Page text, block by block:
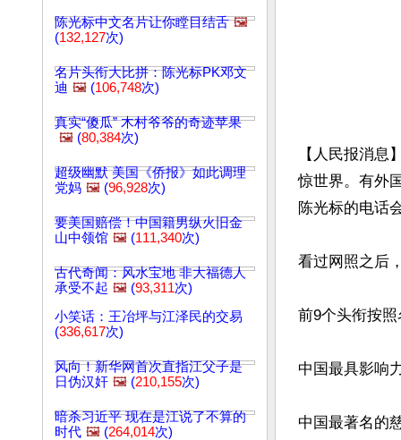
陈光标中文名片让你瞠目结舌 🖼️
(132,127次)
名片头衔大比拼：陈光标PK邓文
迪 🖼️ (106,748次)
真实“傻瓜” 木村爷爷的奇迹苹果
🖼️ (80,384次)
超级幽默 美国《侨报》如此调理
党妈 🖼️ (96,928次)
要美国赔偿！中国籍男纵火旧金
山中领馆 🖼️ (111,340次)
古代奇闻：风水宝地 非大福德人
承受不起 🖼️ (93,311次)
小笑话：王冶坪与江泽民的交易
(336,617次)
风向！新华网首次直指江父子是
日伪汉奸 🖼️ (210,155次)
暗杀习近平 现在是江说了不算的
时代 🖼️ (264,014次)
【人民报消息
惊世界。有外
陈光标的电话
看过网照之后
前9个头衔按
中国最具影响
中国最著名的